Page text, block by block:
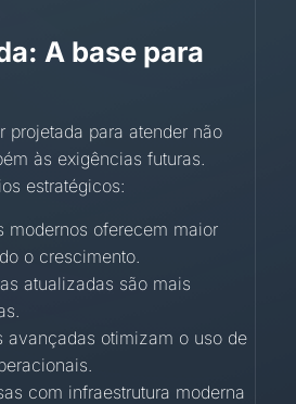
A base para
para atender não
às exigências futuras.
estratégicos:
modernos oferecem maior
o crescimento.
atualizadas são mais
avançadas otimizam o uso de
com infraestrutura moderna